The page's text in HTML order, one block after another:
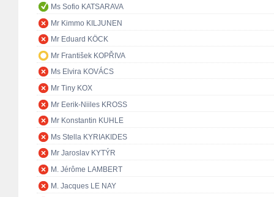
Ms Sofio KATSARAVA
Mr Kimmo KILJUNEN
Mr Eduard KÖCK
Mr František KOPŘIVA
Ms Elvira KOVÁCS
Mr Tiny KOX
Mr Eerik-Niiles KROSS
Mr Konstantin KUHLE
Ms Stella KYRIAKIDES
Mr Jaroslav KYTÝR
M. Jérôme LAMBERT
M. Jacques LE NAY